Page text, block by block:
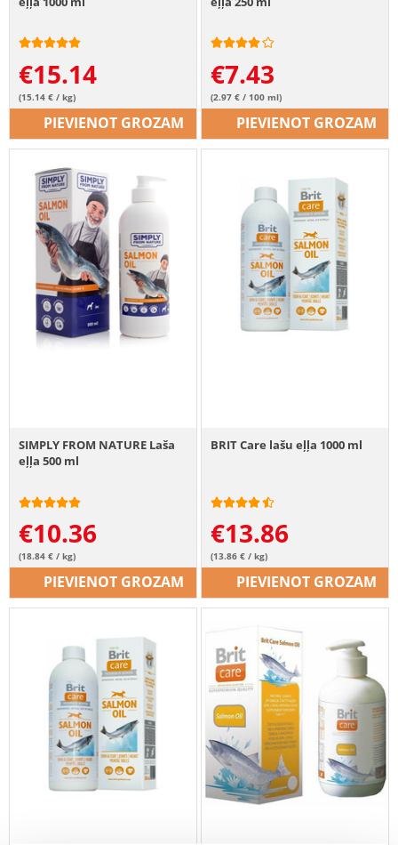
€15.14
(15.14 € / kg)
PIEVIENOT GROZAM
€7.43
(2.97 € / 100 ml)
PIEVIENOT GROZAM
SIMPLY FROM NATURE Laša
eļļa 500 ml
€10.36
(18.84 € / kg)
PIEVIENOT GROZAM
BRIT Care lašu eļļa 1000 ml
€13.86
(13.86 € / kg)
PIEVIENOT GROZAM